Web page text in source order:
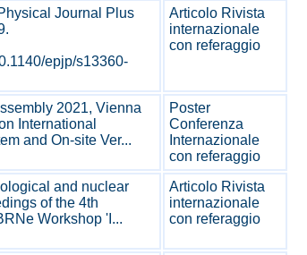
Journal Plus
epjp/s13360-
Articolo Rivista
internazionale
con referaggio
2021, Vienna
International
and On-site Ver...
Poster
Conferenza
Internazionale
con referaggio
and nuclear
of the 4th
Workshop 'I...
Articolo Rivista
internazionale
con referaggio